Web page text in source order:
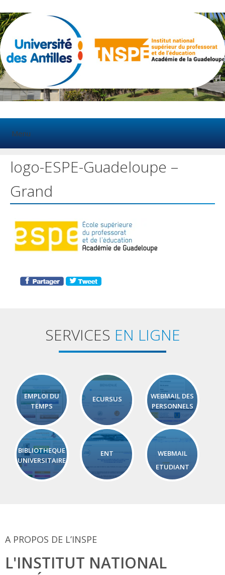
au
contenu
Menu
logo-ESPE-Guadeloupe –
Grand
SERVICES EN LIGNE
EMPLOI DU
TEMPS
ECURSUS
WEBMAIL DES
PERSONNELS
BIBLIOTHEQUE
UNIVERSITAIRE
ENT
WEBMAIL
ETUDIANT
A PROPOS DE L’INSPE
L'INSTITUT NATIONAL